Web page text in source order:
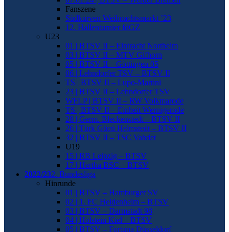
Fanszene
Südkurven Weihnachtsmarkt ’23
12. Hallenturnier fdGZ
U23
01 | BTSV II – Eintracht Northeim
03 | BTSV II – MTV Gifhorn
05 | BTSV II – Göttingen 05
06 | Lehndorfer TSV – BTSV II
TS | BTSV II – Lupo-Martini
23 | BTSV II – Lehndorfer TSV
WFLP | BTSV II – RW Volkmarode
TS | BTSV II – Einheit Wernigerode
28 | Germ. Bleckenstedt – BTSV II
26 | Türk Gücü Helmstedt – BTSV II
32 | BTSV II – TSC Vahdet
U19
15 | RB Leipzig – BTSV
17 | Hertha BSC – BTSV
2022/232. Bundesliga
Hinrunde
01 | BTSV – Hamburger SV
02 | 1. FC Heidenheim – BTSV
03 | BTSV – Darmstadt 98
04 | Holstein Kiel – BTSV
05 | BTSV – Fortuna Düsseldorf